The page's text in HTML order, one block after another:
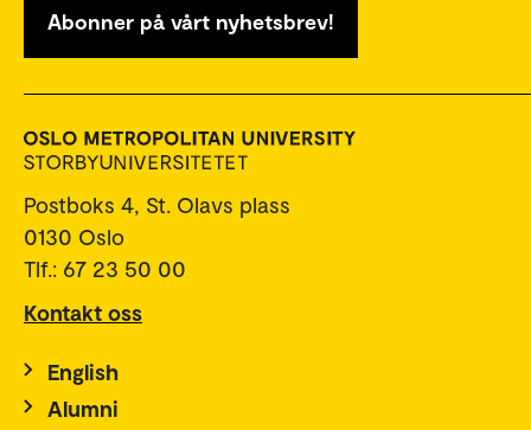
Abonner på vårt nyhetsbrev!
Postboks 4, St. Olavs plass
0130 Oslo
Tlf.: 67 23 50 00
Kontakt oss
English
Alumni